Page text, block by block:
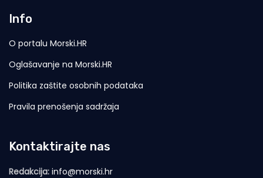
Info
O portalu Morski.HR
Oglašavanje na Morski.HR
Politika zaštite osobnih podataka
Pravila prenošenja sadržaja
Kontaktirajte nas
Redakcija: info@morski.hr